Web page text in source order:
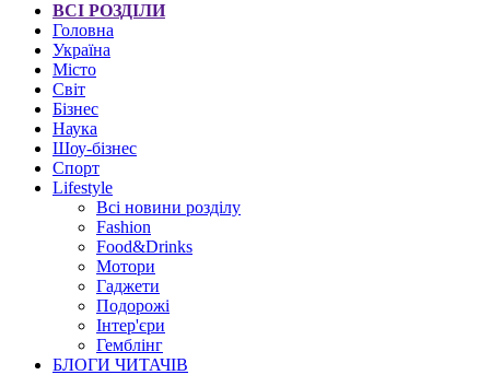
ВСІ РОЗДІЛИ
Головна
Україна
Місто
Світ
Бізнес
Наука
Шоу-бізнес
Спорт
Lifestyle
Всі новини розділу
Fashion
Food&Drinks
Мотори
Гаджети
Подорожі
Інтер'єри
Гемблінг
БЛОГИ ЧИТАЧІВ